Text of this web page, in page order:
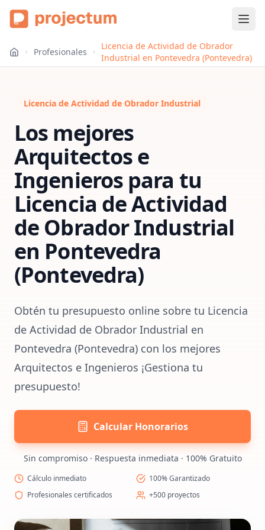
Profesionales
Licencia de Actividad de Obrador
Industrial en Pontevedra (Pontevedra)
Licencia de Actividad de Obrador Industrial
Los mejores
Arquitectos e
Ingenieros para tu
Licencia de Actividad
de Obrador Industrial
en Pontevedra
(Pontevedra)
Obtén tu presupuesto online sobre tu Licencia
de Actividad de Obrador Industrial en
Pontevedra (Pontevedra) con los mejores
Arquitectos e Ingenieros ¡Gestiona tu
presupuesto!
Calcular Honorarios
Sin compromiso · Respuesta inmediata · 100% Gratuito
Cálculo inmediato
100% Garantizado
Profesionales certificados
+500 proyectos